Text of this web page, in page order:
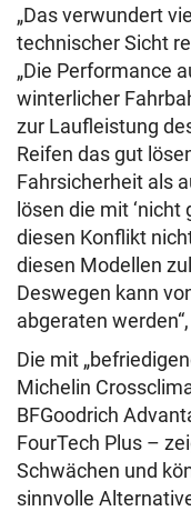
„Das verwundert
technischer Sicht
„Die Performance
winterlicher
zur Laufleistung
Reifen das gut
Fahrsicherheit als
lösen die mit
diesen Konflikt
diesen Modellen
Deswegen kann
abgeraten
Die mit
Michelin
BFGoodrich
FourTech Plus –
Schwächen und
sinnvolle